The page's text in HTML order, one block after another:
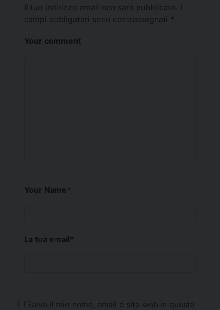
Il tuo indirizzo email non sarà pubblicato.
campi obbligatori sono contrassegnati *
Your comment
Your Name*
La tua email*
Salva il mio nome, email e sito web in questo